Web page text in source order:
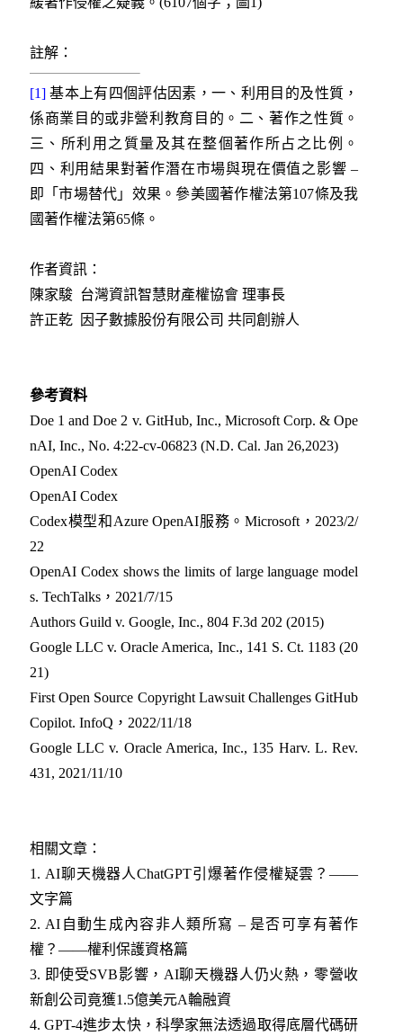
註解：
[1] 基本上有四個評估因素，一、利用目的及性質，
係商業目的或非營利教育目的。二、著作之性質。
三、所利用之質量及其在整個著作所占之比例。
四、利用結果對著作潛在市場與現在價值之影響 –
即「市場替代」效果。參美國著作權法第107條及我
國著作權法第65條。
作者資訊：
陳家駿 台灣資訊智慧財產權協會 理事長
許正乾 因子數據股份有限公司 共同創辦人
參考資料
Doe 1 and Doe 2 v. GitHub, Inc., Microsoft Corp. & Ope
nAI, Inc., No. 4:22-cv-06823 (N.D. Cal. Jan 26,2023)
OpenAI Codex
OpenAI Codex
Codex模型和Azure OpenAI服務。Microsoft，2023/2/
22
OpenAI Codex shows the limits of large language model
s. TechTalks，2021/7/15
Authors Guild v. Google, Inc., 804 F.3d 202 (2015)
Google LLC v. Oracle America, Inc., 141 S. Ct. 1183 (20
21)
First Open Source Copyright Lawsuit Challenges GitHub
Copilot. InfoQ，2022/11/18
Google LLC v. Oracle America, Inc., 135 Harv. L. Rev.
431, 2021/11/10
相關文章：
1. AI聊天機器人ChatGPT引爆著作侵權疑雲？——
文字篇
2. AI自動生成內容非人類所寫 – 是否可享有著作
權？——權利保護資格篇
3. 即使受SVB影響，AI聊天機器人仍火熱，零營收
新創公司竟獲1.5億美元A輪融資
4.GPT-4進步太快，科學家無法透過取得底層代碼研